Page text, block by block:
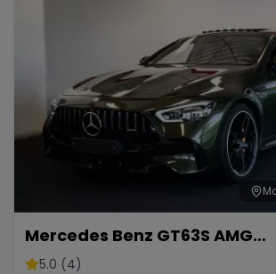
Mercedes Benz GT63S AMG
FACELIFT
5.0 (4)